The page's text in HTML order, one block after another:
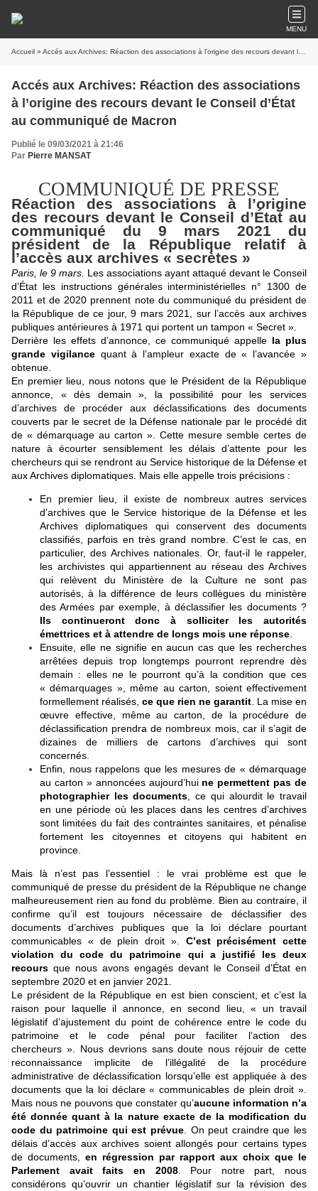
MENU
Accueil » Accés aux Archives: Réaction des associations à l’origine des recours devant le Conseil d’État au communiqué de Macron
Accés aux Archives: Réaction des associations
à l’origine des recours devant le Conseil d’État
au communiqué de Macron
Publié le 09/03/2021 à 21:46
Par Pierre MANSAT
COMMUNIQUÉ DE PRESSE
Réaction des associations à l’origine
des recours devant le Conseil d’État au
communiqué du 9 mars 2021 du
président de la République relatif à
l’accès aux archives « secrètes »
Paris, le 9 mars. Les associations ayant attaqué devant le Conseil
d’État les instructions générales interministérielles n° 1300 de
2011 et de 2020 prennent note du communiqué du président de
la République de ce jour, 9 mars 2021, sur l’accès aux archives
publiques antérieures à 1971 qui portent un tampon « Secret ».
Derrière les effets d’annonce, ce communiqué appelle la plus
grande vigilancequant à l’ampleur exacte de « l’avancée »
obtenue.
En premier lieu, nous notons que le Président de la République
annonce, « dès demain », la possibilité pour les services
d’archives de procéder aux déclassifications des documents
couverts par le secret de la Défense nationale par le procédé dit
de « démarquage au carton ». Cette mesure semble certes de
nature à écourter sensiblement les délais d’attente pour les
chercheurs qui se rendront au Service historique de la Défense et
aux Archives diplomatiques. Mais elle appelle trois précisions :
En premier lieu, il existe de nombreux autres services
d’archives que le Service historique de la Défense et les
Archives diplomatiques qui conservent des documents
classifiés, parfois en très grand nombre. C’est le cas, en
particulier, des Archives nationales. Or, faut-il le rappeler,
les archivistes qui appartiennent au réseau des Archives
qui relèvent du Ministère de la Culture ne sont pas
autorisés, à la différence de leurs collègues du ministère
des Armées par exemple, à déclassifier les documents ?
Ils continueront donc à solliciter les autorités
émettrices et à attendre de longs mois une réponse
Ensuite, elle ne signifie en aucun cas que les recherches
arrêtées depuis trop longtemps pourront reprendre dès
demain : elles ne le pourront qu’à la condition que ces
« démarquages », même au carton, soient effectivement
formellement réalisés, ce que rien ne garantit . La mise en
œuvre effective, même au carton, de la procédure de
déclassification prendra de nombreux mois, car il s’agit de
dizaines de milliers de cartons d’archives qui sont
concernés.
Enfin, nous rappelons que les mesures de « démarquage
au carton » annoncées aujourd’hui ne permettent pas de
photographier les documents , ce qui alourdit le travail
en une période où les places dans les centres d’archives
sont limitées du fait des contraintes sanitaires, et pénalise
fortement les citoyennes et citoyens qui habitent en
province.
Mais là n’est pas l’essentiel : le vrai problème est que le
communiqué de presse du président de la République ne change
malheureusement rien au fond du problème. Bien au contraire, il
confirme qu’il est toujours nécessaire de déclassifier des
documents d’archives publiques que la loi déclare pourtant
communicables « de plein droit ». C’est précisément cette
violation du code du patrimoine qui a justifié les deux
recours que nous avons engagés devant le Conseil d’État en
septembre 2020 et en janvier 2021.
Le président de la République en est bien conscient, et c’est la
raison pour laquelle il annonce, en second lieu, « un travail
législatif d’ajustement du point de cohérence entre le code du
patrimoine et le code pénal pour faciliter l’action des
chercheurs ». Nous devrions sans doute nous réjouir de cette
reconnaissance implicite de l’illégalité de la procédure
administrative de déclassification lorsqu’elle est appliquée à des
documents que la loi déclare « communicables de plein droit ».
Mais nous ne pouvons que constater qu’aucune information n’a
été donnée quant à la nature exacte de la modification du
code du patrimoine qui est prévue . On peut craindre que les
délais d’accès aux archives soient allongés pour certains types
de documents, en régression par rapport aux choix que le
Parlement avait faits en 2008. Pour notre part, nous
considérons qu’ouvrir un chantier législatif sur la révision des